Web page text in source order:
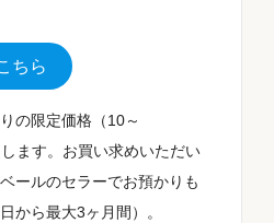
ちら
の限定価格（10～
ます。お買い求めいただい
ールのセラーでお預かりも
から最大3ヶ月間）。